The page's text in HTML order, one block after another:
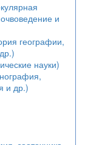
и
географии,
и др.)
науки)
и др.)